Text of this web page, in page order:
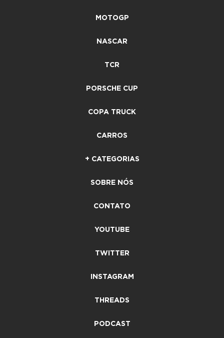
MOTOGP
NASCAR
TCR
PORSCHE CUP
COPA TRUCK
CARROS
+ CATEGORIAS
SOBRE NÓS
CONTATO
YOUTUBE
TWITTER
INSTAGRAM
THREADS
PODCAST